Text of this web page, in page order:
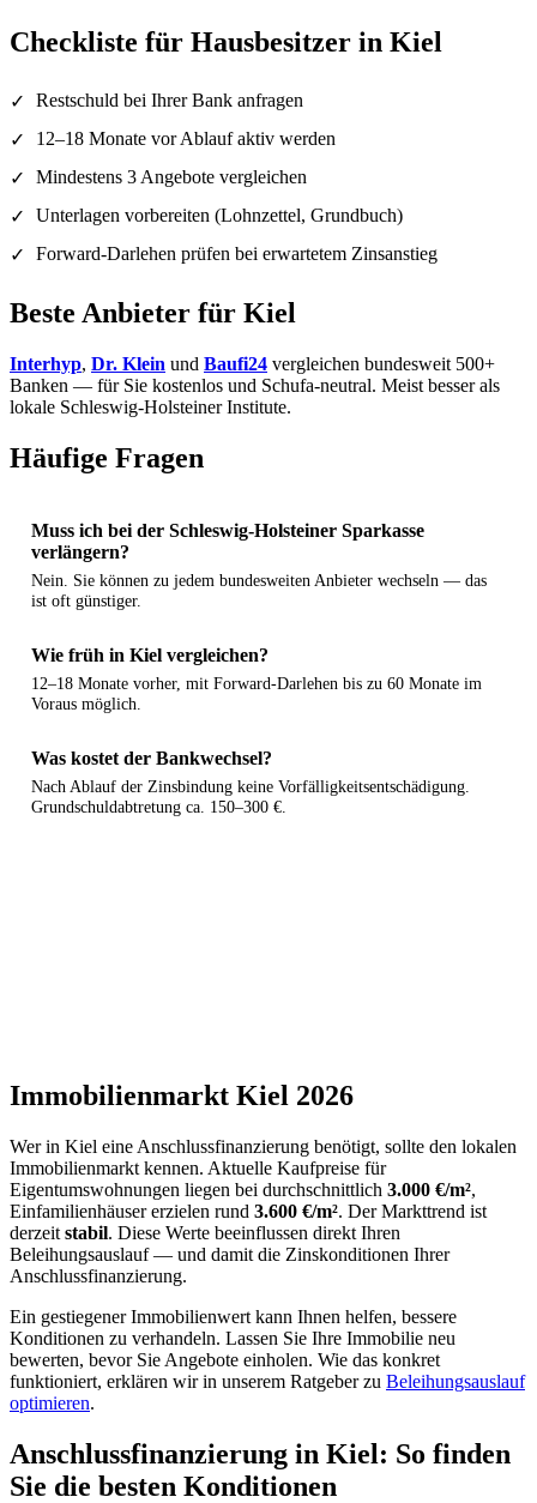
Checkliste für Hausbesitzer in Kiel
✓
Restschuld bei Ihrer Bank anfragen
✓
12–18 Monate vor Ablauf aktiv werden
✓
Mindestens 3 Angebote vergleichen
✓
Unterlagen vorbereiten (Lohnzettel, Grundbuch)
✓
Forward-Darlehen prüfen bei erwartetem Zinsanstieg
Beste Anbieter für Kiel
Interhyp, Dr. Klein und Baufi24 vergleichen bundesweit 500+
Banken — für Sie kostenlos und Schufa-neutral. Meist besser als
lokale Schleswig-Holsteiner Institute.
Häufige Fragen
Muss ich bei der Schleswig-Holsteiner Sparkasse
verlängern?
Nein. Sie können zu jedem bundesweiten Anbieter wechseln — das
ist oft günstiger.
Wie früh in Kiel vergleichen?
12–18 Monate vorher, mit Forward-Darlehen bis zu 60 Monate im
Voraus möglich.
Was kostet der Bankwechsel?
Nach Ablauf der Zinsbindung keine Vorfälligkeitsentschädigung.
Grundschuldabtretung ca. 150–300 €.
Immobilienmarkt Kiel 2026
Wer in Kiel eine Anschlussfinanzierung benötigt, sollte den lokalen
Immobilienmarkt kennen. Aktuelle Kaufpreise für
Eigentumswohnungen liegen bei durchschnittlich 3.000 €/m²,
Einfamilienhäuser erzielen rund 3.600 €/m². Der Markttrend ist
derzeit stabil. Diese Werte beeinflussen direkt Ihren
Beleihungsauslauf — und damit die Zinskonditionen Ihrer
Anschlussfinanzierung.
Ein gestiegener Immobilienwert kann Ihnen helfen, bessere
Konditionen zu verhandeln. Lassen Sie Ihre Immobilie neu
bewerten, bevor Sie Angebote einholen. Wie das konkret
funktioniert, erklären wir in unserem Ratgeber zu Beleihungsauslauf
optimieren.
Anschlussfinanzierung in Kiel: So finden
Sie die besten Konditionen